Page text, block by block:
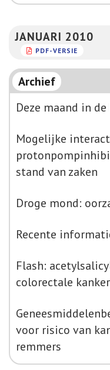
JANUARI 2010
PDF-VERSIE
Archief
Deze maand in
Mogelijke
stand van zaken
Droge mond:
Recente
Flash:
colorectale kanker
voor risico van
remmers